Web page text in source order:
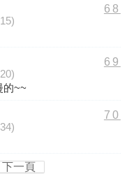
68
69
的~~
70
下一頁